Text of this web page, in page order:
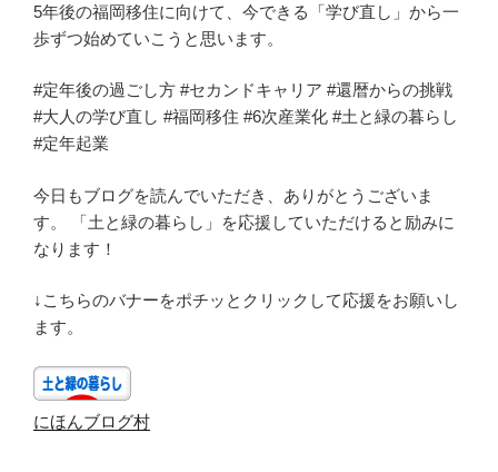
5年後の福岡移住に向けて、今できる「学び直し」から一
歩ずつ始めていこうと思います。
#定年後の過ごし方 #セカンドキャリア #還暦からの挑戦
#大人の学び直し #福岡移住 #6次産業化 #土と緑の暮らし
#定年起業
今日もブログを読んでいただき、ありがとうございま
す。 「土と緑の暮らし」を応援していただけると励みに
なります！
↓こちらのバナーをポチッとクリックして応援をお願いし
ます。
にほんブログ村